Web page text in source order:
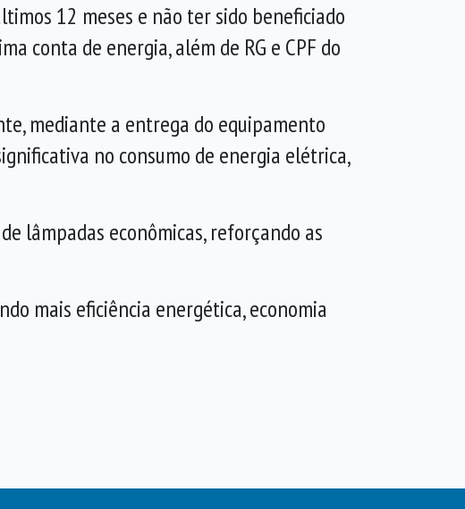
12 meses e não ter sido beneficiado
conta de energia, além de RG e CPF do
mediante a entrega do equipamento
no consumo de energia elétrica,
lâmpadas econômicas, reforçando as
mais eficiência energética, economia